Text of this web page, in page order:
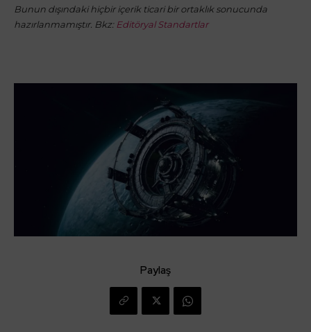
Bunun dışındaki hiçbir içerik ticari bir ortaklık sonucunda
hazırlanmamıştır. Bkz: Editöryal Standartlar
Paylaş